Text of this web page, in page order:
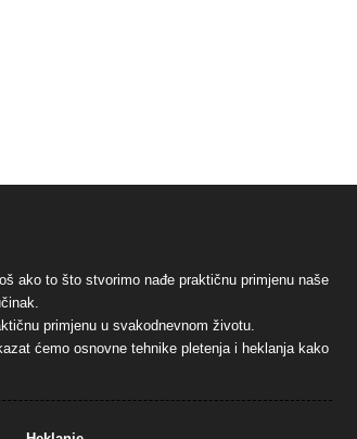
ako to što stvorimo nađe praktičnu primjenu naše
primjenu u svakodnevnom životu.
ćemo osnovne tehnike pletenja i heklanja kako